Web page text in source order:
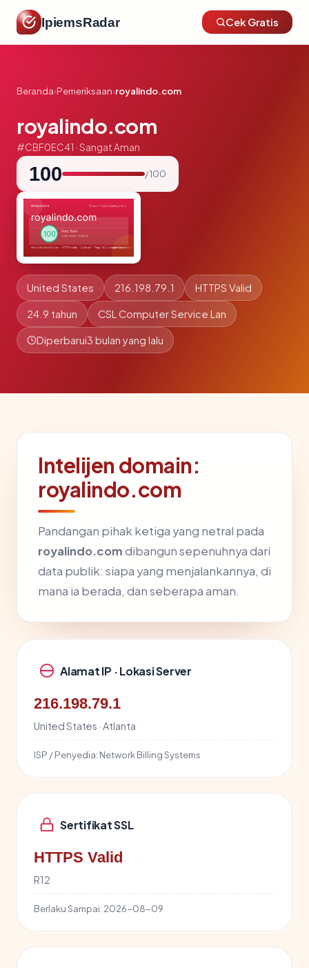
IpiemsRadar Cek Gratis
Beranda›Pemeriksaan›royalindo.com
royalindo.com
#CBF0EC41 · Sangat Aman
100 / 100
United States 216.198.79.1 HTTPS Valid
24.9 tahun CSL Computer Service Lan
Diperbarui3 bulan yang lalu
Intelijen domain:
royalindo.com
Pandangan pihak ketiga yang netral pada
royalindo.comdibangun sepenuhnya dari
data publik: siapa yang menjalankannya, di
mana ia berada, dan seberapa aman.
Alamat IP · Lokasi Server
216.198.79.1
United States · Atlanta
ISP / Penyedia: Network Billing Systems
Sertifikat SSL
HTTPS Valid
R12
Berlaku Sampai: 2026-08-09